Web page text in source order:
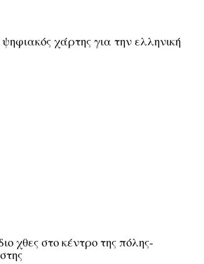
χάρτης για την ελληνική
χθες στο κέντρο της πόλης-